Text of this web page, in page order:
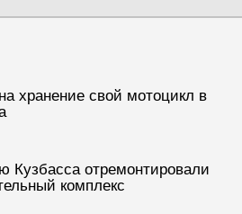
хранение свой мотоцикл в
Кузбасса отремонтировали
комплекс